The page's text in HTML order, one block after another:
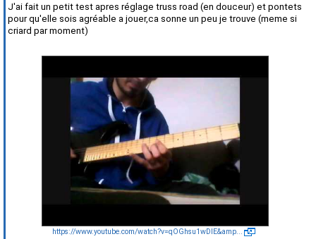
J'ai fait un petit test apres réglage truss road (en douceur) et pontets
pour qu'elle sois agréable a jouer,ca sonne un peu je trouve (meme si
criard par moment)
https://www.youtube.com/watch?v=qOGhsu1wDIE&amp...